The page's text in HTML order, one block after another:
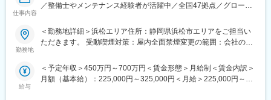
■研修制度：各営業所の先輩社員とOJT形式で半年～1年程度かけ
■長期的な就業可能：現在は勤続年数20年と在籍している方も多
数おり年齢層も20歳～50歳とバランスよく活躍しています。自己
る環境です。
■キャリアパス：機械だけでなく電気やIT・科学の知識も身に着け
仕事内容
／整備士やメンテナンス経験者が活躍中／全国47拠点／グローバ
■業務内容：
医療画像診断装置（CT,MRI）、超音波診断装置や麻酔器
・医療装置の保守 修理、点検等メンテナンス
・機器導入後の技術支援や購入前後のサポート
勤務地
＜勤務地詳細＞浜松エリア住所：静岡県浜松市エリアをご担当い
ただきます。 受動喫煙対策：屋内全面禁煙変更の範囲：会社の定
給与
＜予定年収＞450万円～700万円＜賃金形態＞月給制＜賃金内訳＞
月額（基本給）：225,000円～325,000円＜月給＞225,000円～